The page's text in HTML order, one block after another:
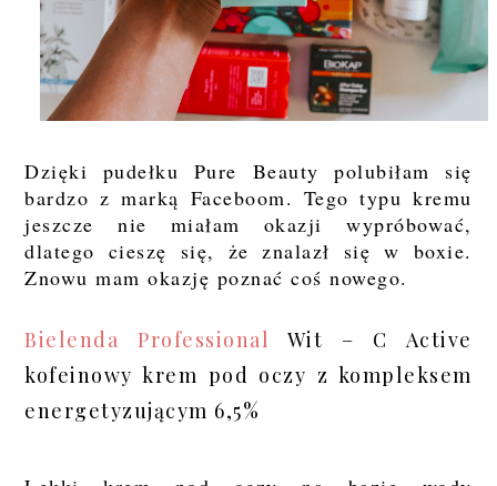
Dzięki pudełku Pure Beauty polubiłam się
bardzo z marką Faceboom. Tego typu kremu
jeszcze nie miałam okazji wypróbować,
dlatego cieszę się, że znalazł się w boxie.
Znowu mam okazję poznać coś nowego.
Bielenda Professional Wit – C Active
kofeinowy krem pod oczy z kompleksem
energetyzującym 6,5%